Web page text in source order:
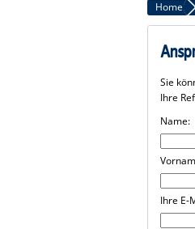
Home
Sie
Ihre
Name:
Ihre E-